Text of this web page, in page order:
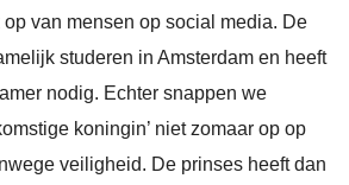
van mensen op social media. De
studeren in Amsterdam en heeft
nodig. Echter snappen we
koningin’ niet zomaar op op
veiligheid. De prinses heeft dan